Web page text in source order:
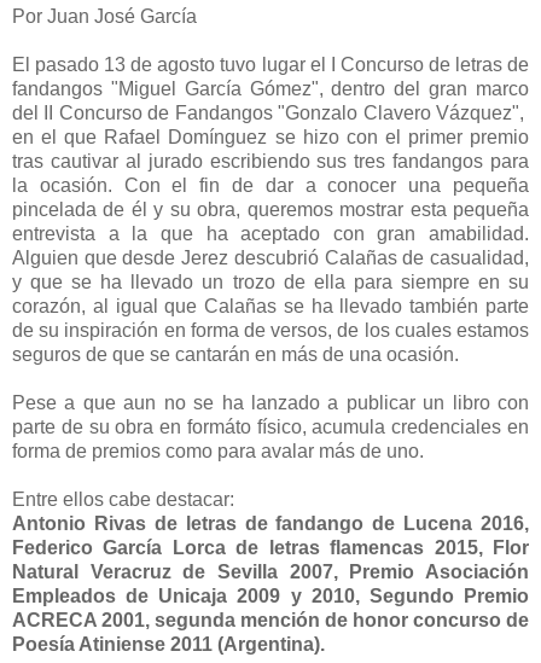
Por Juan José García
El pasado 13 de agosto tuvo lugar el I Concurso de letras de
fandangos "Miguel García Gómez", dentro del gran marco
del II Concurso de Fandangos "Gonzalo Clavero Vázquez",
en el que Rafael Domínguez se hizo con el primer premio
tras cautivar al jurado escribiendo sus tres fandangos para
la ocasión. Con el fin de dar a conocer una pequeña
pincelada de él y su obra, queremos mostrar esta pequeña
entrevista a la que ha aceptado con gran amabilidad.
Alguien que desde Jerez descubrió Calañas de casualidad,
y que se ha llevado un trozo de ella para siempre en su
corazón, al igual que Calañas se ha llevado también parte
de su inspiración en forma de versos, de los cuales estamos
seguros de que se cantarán en más de una ocasión.
Pese a que aun no se ha lanzado a publicar un libro con
parte de su obra en formáto físico, acumula credenciales en
forma de premios como para avalar más de uno.
Entre ellos cabe destacar:
Antonio Rivas de letras de fandango de Lucena 2016,
Federico García Lorca de letras flamencas 2015, Flor
Natural Veracruz de Sevilla 2007, Premio Asociación
Empleados de Unicaja 2009 y 2010, Segundo Premio
ACRECA 2001, segunda mención de honor concurso de
Poesía Atiniense 2011 (Argentina).